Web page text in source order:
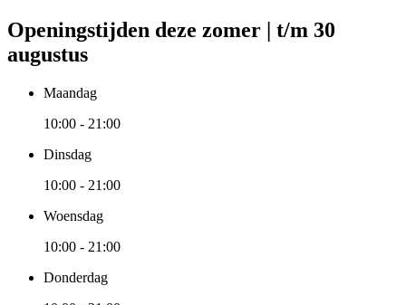
Openingstijden deze zomer | t/m 30
augustus
Maandag
10:00 - 21:00
Dinsdag
10:00 - 21:00
Woensdag
10:00 - 21:00
Donderdag